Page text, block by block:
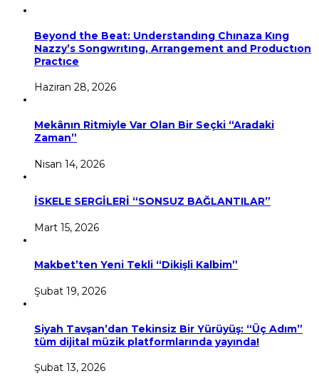
Beyond the Beat: Understandıng Chınaza Kıng
Nazzy’s Songwrıtıng, Arrangement and Productıon
Practıce
Haziran 28, 2026
Mekânın Ritmiyle Var Olan Bir Seçki “Aradaki
Zaman”
Nisan 14, 2026
İSKELE SERGİLERİ “SONSUZ BAĞLANTILAR”
Mart 15, 2026
Makbet’ten Yeni Tekli “Dikişli Kalbim”
Şubat 19, 2026
Siyah Tavşan’dan Tekinsiz Bir Yürüyüş: “Üç Adım”
tüm dijital müzik platformlarında yayında!
Şubat 13, 2026